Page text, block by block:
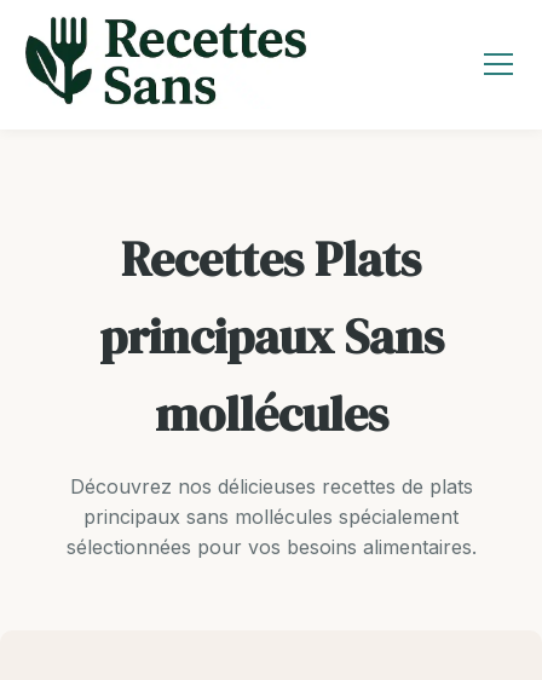
contenu
Recettes Plats
principaux Sans
mollécules
Découvrez nos délicieuses recettes de plats
principaux sans mollécules spécialement
sélectionnées pour vos besoins alimentaires.